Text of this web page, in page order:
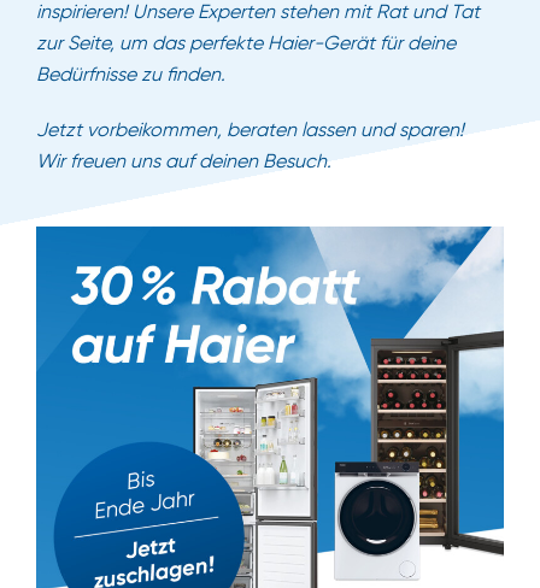
inspirieren! Unsere Experten stehen mit Rat und Tat
zur Seite, um das perfekte Haier-Gerät für deine
Bedürfnisse zu finden.
Jetzt vorbeikommen, beraten lassen und sparen!
Wir freuen uns auf deinen Besuch.